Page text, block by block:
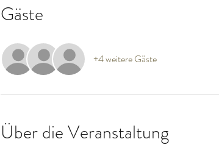
Gäste
+4 weitere Gäste
Über die Veranstaltung